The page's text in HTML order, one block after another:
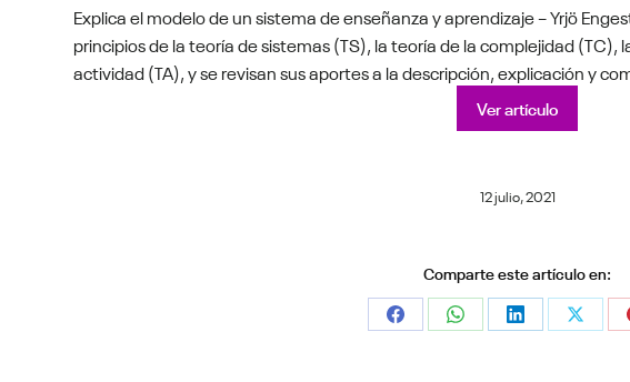
Explica el modelo de un sistema de enseñanza y aprendizaje – Yrjö
principios de la teoría de sistemas (TS), la teoría de la complejidad (TC),
actividad (TA), y se revisan sus aportes a la descripción, explicación y
Ver artículo
12 julio, 2021
Comparte este artículo en:
Share Share Share Share